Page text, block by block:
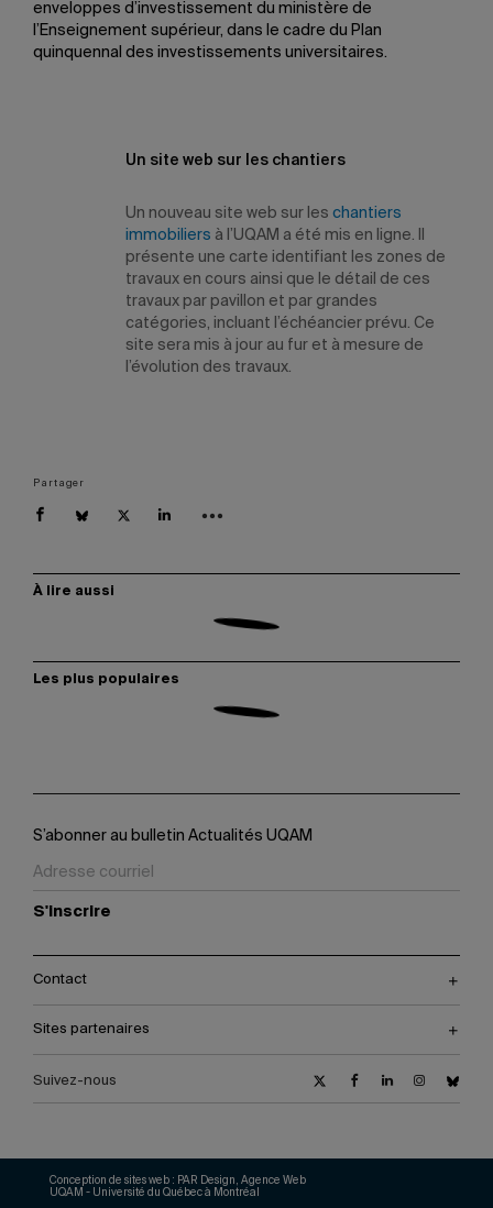
enveloppes d’investissement du ministère de
l’Enseignement supérieur, dans le cadre du Plan
quinquennal des investissements universitaires.
Un site web sur les chantiers
Un nouveau site web sur les chantiers
immobiliers à l’UQAM a été mis en ligne. Il
présente une carte identifiant les zones de
travaux en cours ainsi que le détail de ces
travaux par pavillon et par grandes
catégories, incluant l’échéancier prévu. Ce
site sera mis à jour au fur et à mesure de
l’évolution des travaux.
Partager
À lire aussi
Les plus populaires
S’abonner au bulletin Actualités UQAM
S'inscrire
Contact
Sites partenaires
Suivez-nous
UQAM - Université du Québec à Montréal
Conception de sites web : PAR Design, Agence Web